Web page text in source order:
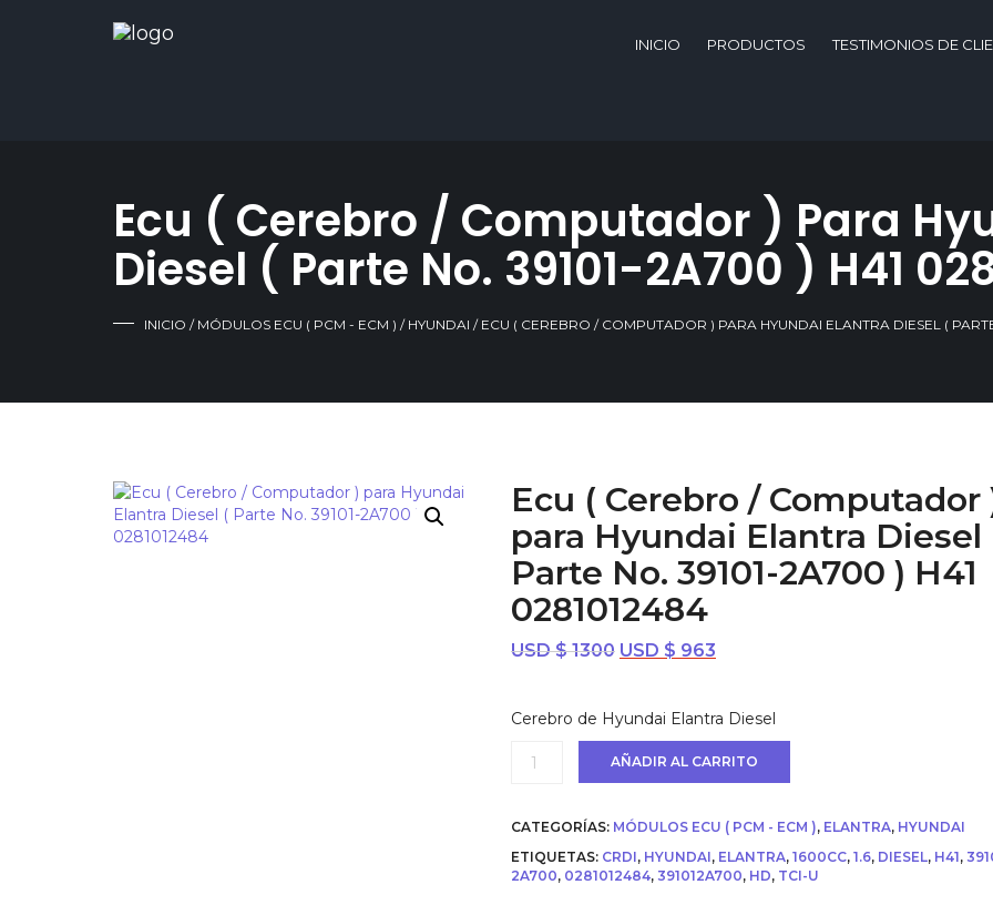
INICIO PRODUCTOS TESTIMONIOS DE
Ecu ( Cerebro / Computador ) Para
Diesel ( Parte No. 39101-2A700 ) H41
INICIO / MÓDULOS ECU ( PCM - ECM ) / HYUNDAI / ECU ( CEREBRO / COMPUTADOR ) PARA HYUNDAI ELANTRA DIESEL (
¡OFERTA!
Ecu ( Cerebro / Computador
para Hyundai Elantra Diesel
Parte No. 39101-2A700 ) H41
0281012484
USD $1300 El
era:
USD
$ 1300.
USD $ 963
es:
USD
$ 963.
Cerebro de Hyundai Elantra Diesel
Ecu
/
Computador
)
para
AÑADIR AL CARRITO
CATEGORÍAS: MÓDULOS ECU ( PCM - ECM ), ELANTRA, HYUNDAI
ETIQUETAS: CRDI, HYUNDAI, ELANTRA, 1600CC, 1.6, DIESEL, H41,
2A700, 0281012484, 391012A700, HD, TCI-U